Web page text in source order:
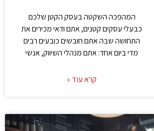
המהפכה השקטה בעסק הקטן שלכם
כבעלי עסקים קטנים, אתם ודאי מכירים את
התחושה שבה אתם חובשים כובעים רבים
מדי ביום אחד: אתם מנהלי השיווק, אנשי
קרא עוד »